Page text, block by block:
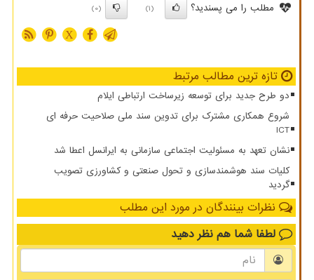
مطلب را می پسندید؟
(1)
(0)
X
تازه ترین مطالب مرتبط
دو طرح جدید برای توسعه زیرساخت ارتباطی ایلام
شروع همکاری مشترک برای تدوین سند ملی صلاحیت حرفه ای
ICT
نشان تعهد به مسئولیت اجتماعی سازمانی به ایرانسل اعطا شد
کلیات سند هوشمندسازی و تحول صنعتی و کشاورزی تصویب
گردید
نظرات بینندگان در مورد این مطلب
لطفا شما هم نظر دهید